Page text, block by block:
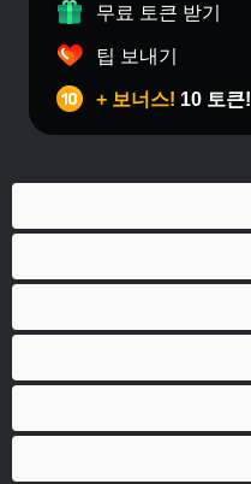
무료 토큰 받기
팁 보내기
+ 보너스! 10 토큰!